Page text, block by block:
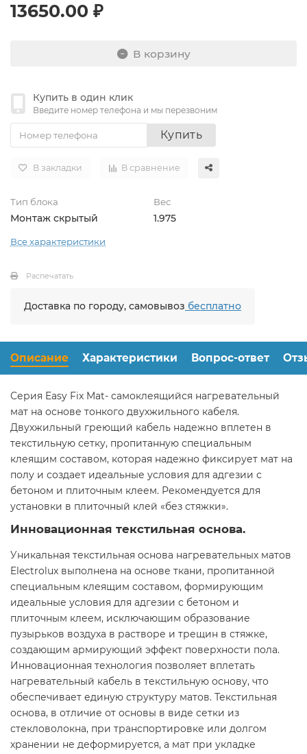
13650.00 ₽
В корзину
Купить в один клик
Введите номер телефона и мы перезвоним
Купить
В закладки В сравнение
Тип блока
Монтаж скрытый
Вес
1.975
Все характеристики
Распечатать
Доставка по городу, самовывоз бесплатно
Описание Характеристики Вопрос-ответ
Серия Easy Fix Mat- самоклеящийся нагревательный
мат на основе тонкого двухжильного кабеля.
Двухжильный греющий кабель надежно вплетен в
текстильную сетку, пропитанную специальным
клеящим составом, которая надежно фиксирует мат на
полу и создает идеальные условия для адгезии с
бетоном и плиточным клеем. Рекомендуется для
установки в плиточный клей «без стяжки».
Инновационная текстильная основа.
Уникальная текстильная основа нагревательных матов
Electrolux выполнена на основе ткани, пропитанной
специальным клеящим составом, формирующим
идеальные условия для адгезии с бетоном и
плиточным клеем, исключающим образование
пузырьков воздуха в растворе и трещин в стяжке,
создающим армирующий эффект поверхности пола.
Инновационная технология позволяет вплетать
нагревательный кабель в текстильную основу, что
обеспечивает единую структуру матов. Текстильная
основа, в отличие от основы в виде сетки из
стекловолокна, при транспортировке или долгом
хранении не деформируется, а мат при укладке